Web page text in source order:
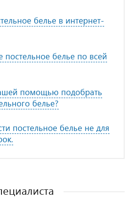
белье в интернет-
постельное белье по всей
помощью подобрать
белье?
постельное белье не для